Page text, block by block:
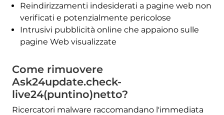
Reindirizzamenti indesiderati a pagine web non
verificati e potenzialmente pericolose
Intrusivi pubblicità online che appaiono sulle
pagine Web visualizzate
Come rimuovere
Ask24update.check-
live24(puntino)netto?
Ricercatori malware raccomandano l'immediata